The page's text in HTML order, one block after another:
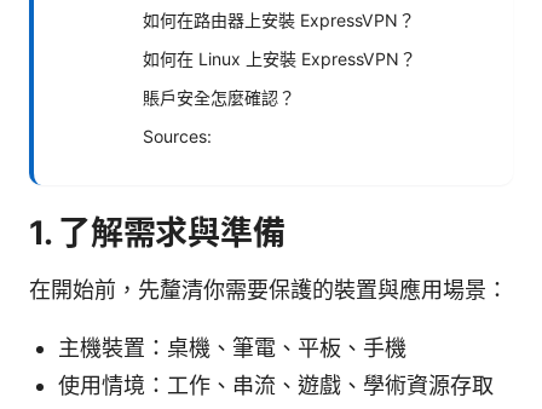
如何在路由器上安裝 ExpressVPN？
如何在 Linux 上安裝 ExpressVPN？
賬戶安全怎麼確認？
Sources:
1. 了解需求與準備
在開始前，先釐清你需要保護的裝置與應用場景：
主機裝置：桌機、筆電、平板、手機
使用情境：工作、串流、遊戲、學術資源存取